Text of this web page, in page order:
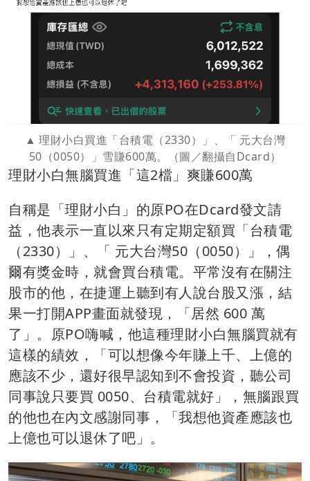
理財小白買進「台積電（2330）」、「 元大台灣
50（0050）」雪賺600萬。（圖／翻攝自Dcard）
理財小白無腦買進「這2檔」爽賺600萬
自稱是「理財小白」的原PO在Dcard發文請
益，他表示一直以來只有定期定額買「台積電
（2330）」、「 元大台灣50（0050）」，偶
爾有獎金時，就會買台積電。平常沒有在關注
股市的他，在捷運上聽到有人說台股又漲，結
果一打開APP畫面就發現，「居然 600 萬
了」。原PO嗨喊，他這種理財小白無腦買就有
這樣的績效，「可以想像今年賺上千、上億的
應該不少，還好很早認知到不會投資，聽公司
同事說只要買 0050、台積電就好」，無腦跟買
的他也在內文感謝同事，「我想他資產應該也
上億也可以退休了吧」。